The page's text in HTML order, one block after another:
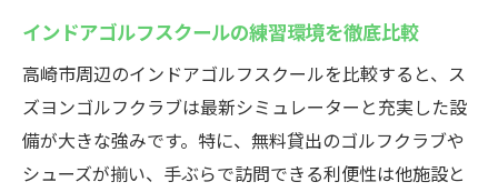
インドアゴルフスクールの練習環境を徹底比較
高崎市周辺のインドアゴルフスクールを比較すると、ス
ズヨンゴルフクラブは最新シミュレーターと充実した設
備が大きな強みです。特に、無料貸出のゴルフクラブや
シューズが揃い、手ぶらで訪問できる利便性は他施設と